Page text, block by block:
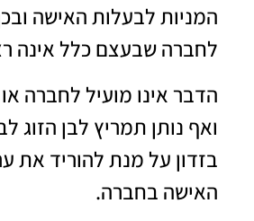
המניות לבעלות האישה
לחברה שבעצם כלל אינה
הדבר אינו מועיל לחברה
ואף נותן תמריץ לבן הזוג
בזדון על מנת להוריד את
האישה בחברה.